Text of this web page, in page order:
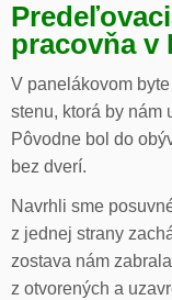
pracovňa v
V panelákovom
stenu, ktorá by nám
Pôvodne bol do
bez dverí.
Navrhli sme
z jednej strany
zostava nám
z otvorených a